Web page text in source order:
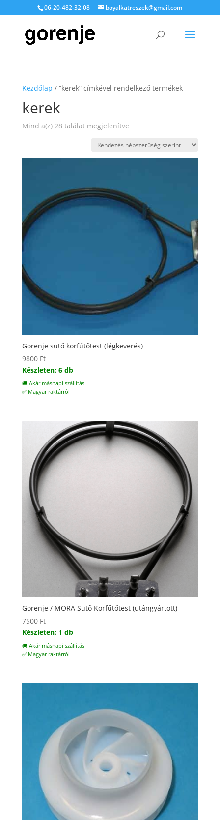
06-20-482-32-08 boyalkatreszek@gmail.com
Kezdőlap / “kerek” címkével rendelkező termékek
kerek
Mind a(z) 28 találat megjelenítveSorted
popularity
Gorenje sütő körfűtőtest (légkeverés)
9800 Ft
Készleten: 6 db
🚚 Akár másnapi szállítás
✅ Magyar raktárról
Gorenje / MORA Sütő Körfűtőtest (utángyártott)
7500 Ft
Készleten: 1 db
🚚 Akár másnapi szállítás
✅ Magyar raktárról